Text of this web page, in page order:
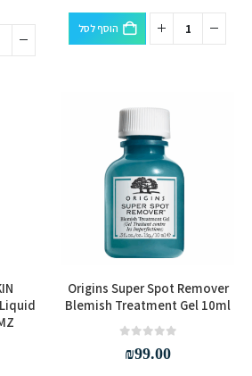
הוסף לסל
Origins Super Spot Remover
Blemish Treatment Gel 10ml
₪99.00
Liquid